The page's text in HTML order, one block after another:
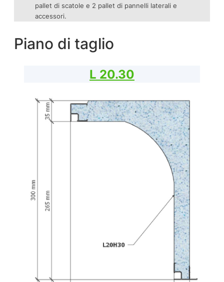
pallet di scatole e 2 pallet di pannelli laterali e
accessori.
Piano di taglio
L 20.30